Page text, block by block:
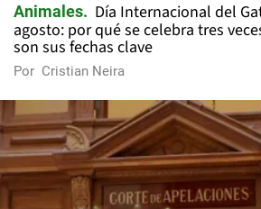
Animales
Día Internacional del
agosto: por qué se celebra tres
son sus fechas clave
Por Cristian Neira